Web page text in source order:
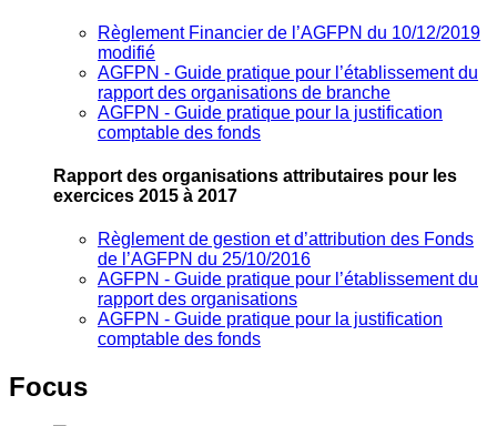
Règlement Financier de l’AGFPN du 10/12/2019
modifié
AGFPN ‐ Guide pratique pour l’établissement du
rapport des organisations de branche
AGFPN ‐ Guide pratique pour la justification
comptable des fonds
Rapport des organisations attributaires pour les
exercices 2015 à 2017
Règlement de gestion et d’attribution des Fonds
de l’AGFPN du 25/10/2016
AGFPN ‐ Guide pratique pour l’établissement du
rapport des organisations
AGFPN ‐ Guide pratique pour la justification
comptable des fonds
Focus